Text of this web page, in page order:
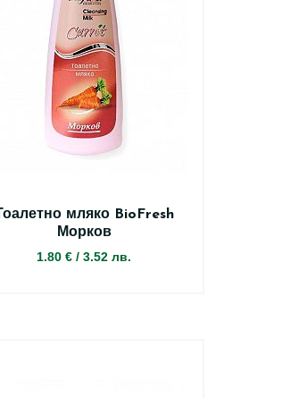
Тоалетно мляко BioFresh
Морков
1.80 € / 3.52 лв.